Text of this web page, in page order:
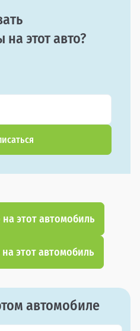
этот авто?
на этот автомобиль
на этот автомобиль
автомобиле